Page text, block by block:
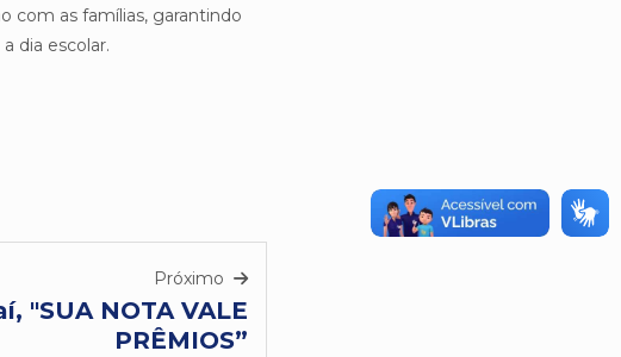
com as famílias, garantindo
dia escolar.
Próximo
"SUA NOTA VALE
PRÊMIOS”